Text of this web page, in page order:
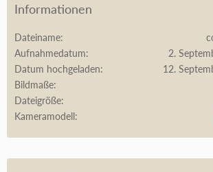
Informationen
Dateiname
Aufnahmedatum
2.
Datum hochgeladen
12.
Bildmaße
Dateigröße
Kameramodell